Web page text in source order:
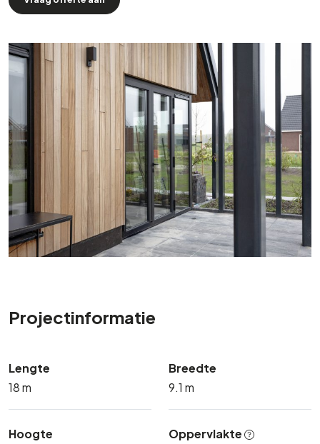
Projectinformatie
Lengte
18 m
Breedte
9.1 m
Hoogte
Oppervlakte